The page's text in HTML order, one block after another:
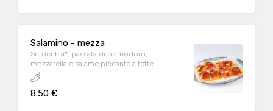
Salamino - mezza
Scrocchia*, passata di pomodoro,
mozzarella e salame piccante a fette
8.50 €